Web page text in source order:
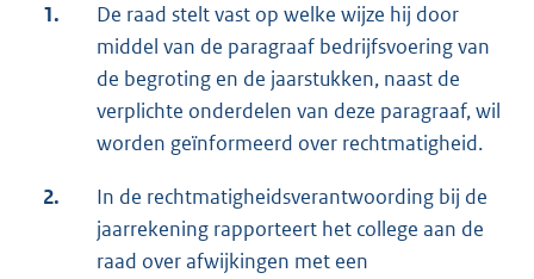
1.
De raad stelt vast op welke wijze hij door
middel van de paragraaf bedrijfsvoering van
de begroting en de jaarstukken, naast de
verplichte onderdelen van deze paragraaf, wil
worden geïnformeerd over rechtmatigheid.
2.
In de rechtmatigheidsverantwoording bij de
jaarrekening rapporteert het college aan de
raad over afwijkingen met een